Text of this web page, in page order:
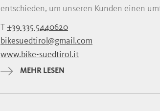
entschieden, um unseren Kunden einen
T +39 335 5440620
bikesuedtirol@gmail.com
www.bike-suedtirol.it
MEHR LESEN